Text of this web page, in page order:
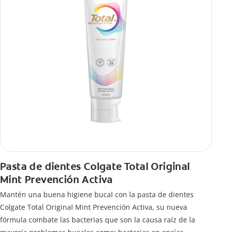
Pasta de dientes Colgate Total Original
Mint Prevención Activa
Mantén una buena higiene bucal con la pasta de dientes
Colgate Total Original Mint Prevención Activa, su nueva
fórmula combate las bacterias que son la causa raíz de la